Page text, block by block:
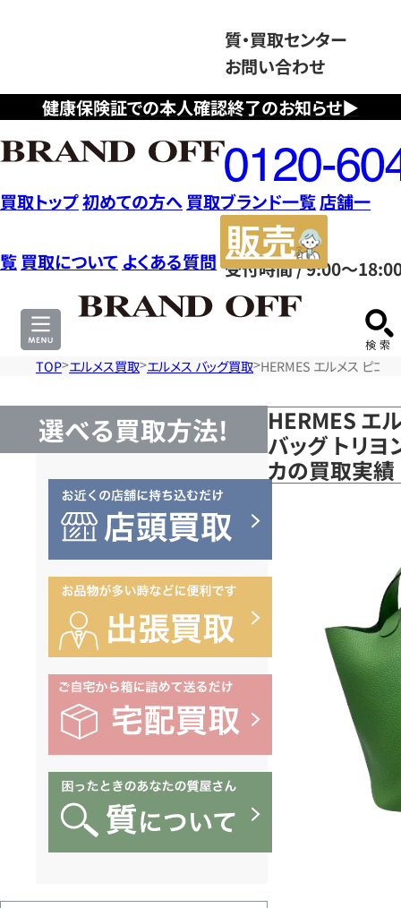
健康保険証での本人確認終了のお知らせ▶
質・買取センター
お問い合わせ
フ
リ
ー
ダ
イ
ヤ
ル
0120604117
受付時間 / 9:00～
買取トップ初めての方へ 買取ブランド一覧店舗一
覧 買取について よくある質問
サ
TOP エルメス買取 エルメス バッグ買取 HERMES エルメス ピコ
選べる買取方法!
HERMES エ
バッグ トリヨ
カの買取実績